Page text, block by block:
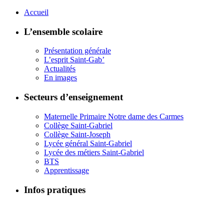
Accueil
L’ensemble scolaire
Présentation générale
L’esprit Saint-Gab’
Actualités
En images
Secteurs d’enseignement
Maternelle Primaire Notre dame des Carmes
Collège Saint-Gabriel
Collège Saint-Joseph
Lycée général Saint-Gabriel
Lycée des métiers Saint-Gabriel
BTS
Apprentissage
Infos pratiques